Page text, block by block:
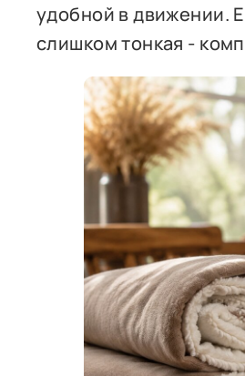
удобной в движении.
слишком тонкая -